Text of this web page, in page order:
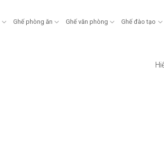
Ghế phòng ăn Ghế văn phòng Ghế đào tạo